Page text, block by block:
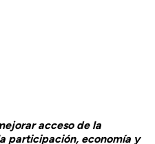
acceso de la
participación, economía y